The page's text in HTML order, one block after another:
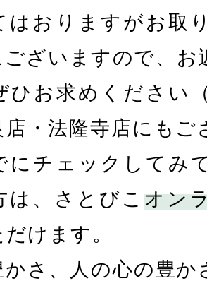
はおりますがお取
ございますので、お
ひお求めください
店・法隆寺店にも
にチェックしてみ
は、さとびこ オン
けます。
かさ、人の心の豊